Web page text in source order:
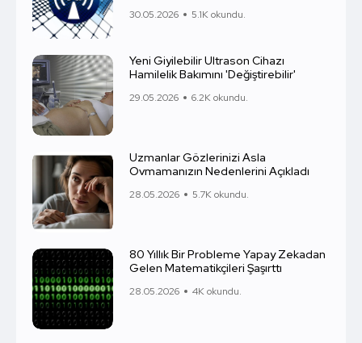
30.05.2026 5.1K okundu.
Yeni Giyilebilir Ultrason Cihazı
Hamilelik Bakımını 'Değiştirebilir'
29.05.2026 6.2K okundu.
Uzmanlar Gözlerinizi Asla
Ovmamanızın Nedenlerini Açıkladı
28.05.2026 5.7K okundu.
80 Yıllık Bir Probleme Yapay Zekadan
Gelen Matematikçileri Şaşırttı
28.05.2026 4K okundu.